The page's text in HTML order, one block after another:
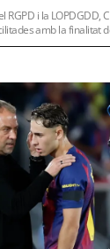
i la LOPDGDD,
amb la finalitat